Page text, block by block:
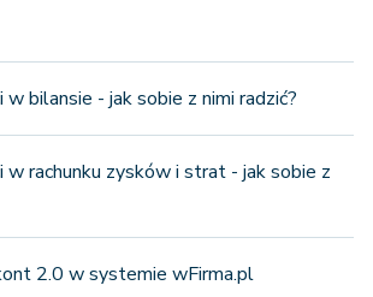
w bilansie - jak sobie z nimi radzić?
w rachunku zysków i strat - jak sobie z
2.0 w systemie wFirma.pl